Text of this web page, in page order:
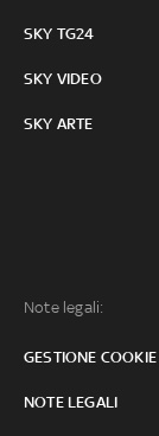
SKY TG24
SKY VIDEO
SKY ARTE
Note legali:
GESTIONE COOKIE
NOTE LEGALI